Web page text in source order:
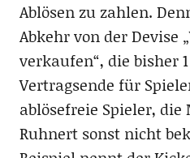
Ablösen zu zahlen.
Abkehr von der Devise
verkaufen“, die bisher
Vertragsende für
ablösefreie Spieler, die
Ruhnert sonst nicht